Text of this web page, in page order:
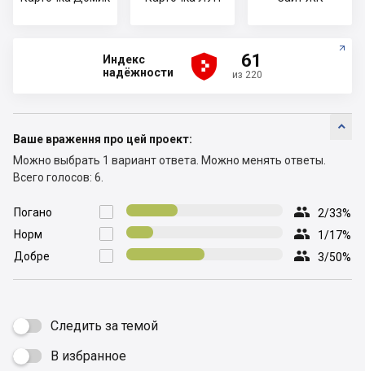
Индекс
надёжности




 61
из 220

Ваше враження про цей проект:
Можно выбрать 1 вариант ответа. Можно менять ответы.
Всего голосов: 6.

Погано  2/33%

Норм  1/17%

Добре  3/50%
Следить за темой
 В избранное